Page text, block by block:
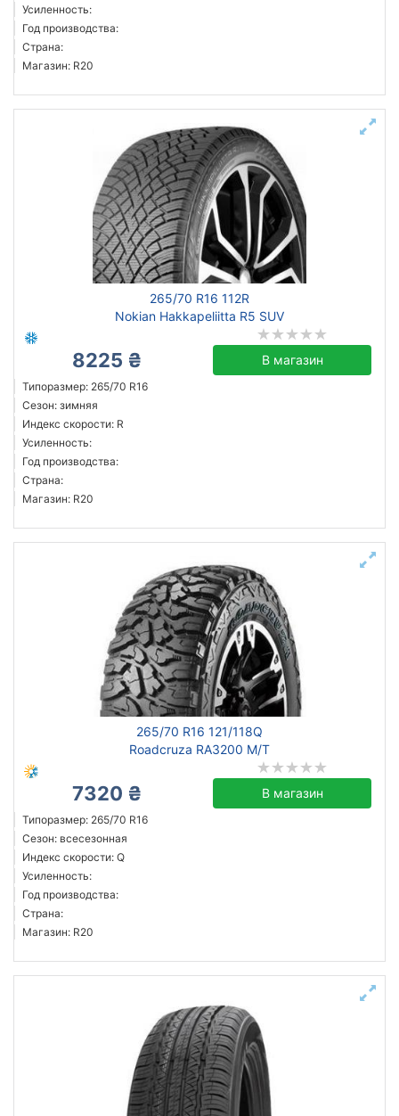
Усиленность:
Год производства:
Страна:
Магазин: R20
265/70 R16 112R
Nokian Hakkapeliitta R5 SUV
8225 ₴ В магазин
Типоразмер: 265/70 R16
Сезон: зимняя
Индекс скорости: R
Усиленность:
Год производства:
Страна:
Магазин: R20
265/70 R16 121/118Q
Roadcruza RA3200 M/T
7320 ₴ В магазин
Типоразмер: 265/70 R16
Сезон: всесезонная
Индекс скорости: Q
Усиленность:
Год производства:
Страна:
Магазин: R20